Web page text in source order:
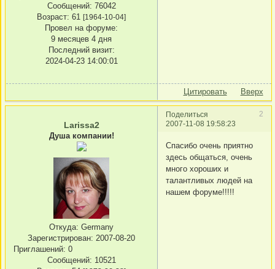
Сообщений: 76042
Возраст: 61 [1964-10-04]
Провел на форуме:
9 месяцев 4 дня
Последний визит:
2024-04-23 14:00:01
Цитировать Вверх
Поделиться
2
2007-11-08 19:58:23
Larissa2
Душа компании!
Откуда: Germany
Зарегистрирован: 2007-08-20
Приглашений: 0
Сообщений: 10521
Спасибо очень приятно
здесь общаться, очень
много хороших и
талантливых людей на
нашем форуме!!!!!